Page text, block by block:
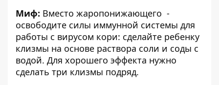
Миф: Вместо жаропонижающего -
освободите силы иммунной системы для
работы с вирусом кори: сделайте ребенку
клизмы на основе раствора соли и соды с
водой. Для хорошего эффекта нужно
сделать три клизмы подряд.